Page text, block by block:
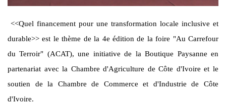
<<Quel financement pour une transformation locale inclusive et
durable>> est le thème de la 4e édition de la foire "Au Carrefour
du Terroir" (ACAT), une initiative de la Boutique Paysanne en
partenariat avec la Chambre d'Agriculture de Côte d'Ivoire et le
soutien de la Chambre de Commerce et d'Industrie de Côte
d'Ivoire.